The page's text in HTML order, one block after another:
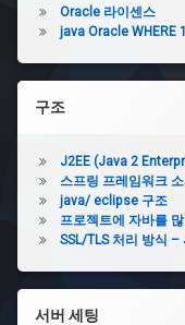
Oracle 라이센스
java Oracle WHERE
구조
J2EE (Java 2
스프링 프레임워크
java/ eclipse 구조
프로젝트에 자바를
SSL/TLS 처리 방식 –
서버 세팅